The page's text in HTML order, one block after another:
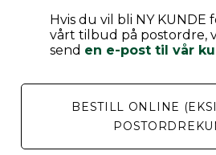
Hvis du vil bli NY
vårt tilbud på postordre,
send en e-post til vår
BESTILL ONLINE